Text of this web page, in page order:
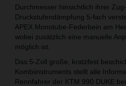
Durchmesser hinsichtlich ihrer
Druckstufendämpfung 5-fach
APEX Monotube-Federbein am
wobei zusätzlich eine manuelle
möglich ist.
Das 5-Zoll große, kratzfest
Kombiinstruments stellt alle
Rennfahrer der KTM 990 DUKE